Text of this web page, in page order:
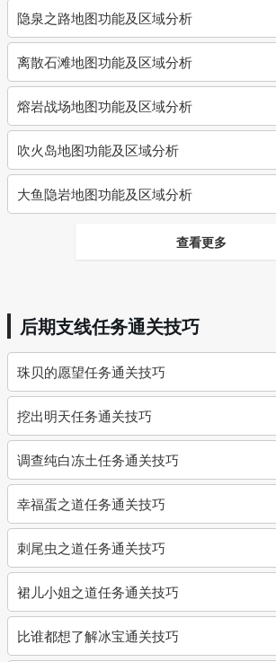
隐泉之路地图功能及区域分析
离散石滩地图功能及区域分析
熔岩战场地图功能及区域分析
吹火岛地图功能及区域分析
大鱼隐岩地图功能及区域分析
查看更多
后期支线任务通关技巧
珠贝的愿望任务通关技巧
挖出明天任务通关技巧
调查纯白冻土任务通关技巧
幸福蛋之道任务通关技巧
刺尾虫之道任务通关技巧
裙儿小姐之道任务通关技巧
比谁都想了解冰宝通关技巧